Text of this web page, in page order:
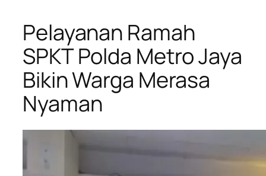
Pelayanan Ramah
SPKT Polda Metro Jaya
Bikin Warga Merasa
Nyaman